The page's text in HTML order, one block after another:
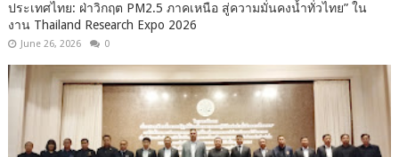
ประเทศไทย: ฝ่าวิกฤต PM2.5 ภาคเหนือ สู่ความมั่นคงน้ำทั่วไทย” ใน
งาน Thailand Research Expo 2026
June 26, 2026 0